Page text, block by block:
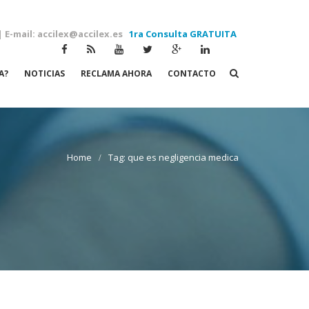
mail: accilex@accilex.es 1ra Consulta GRATUITA
NOTICIAS RECLAMA AHORA CONTACTO
Tag: que es negligencia medica